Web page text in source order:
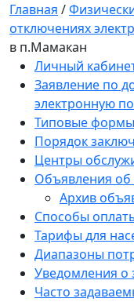
Главная /
отключениях
в п.Мамакан
Личный
Заявление по
электронную
Типовые
Порядок
Центры
Объявления об
Архив
Способы
Тарифы для
Диапазоны
Уведомления о
Часто